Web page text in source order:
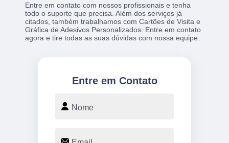
Entre em contato com nossos profissionais e tenha
todo o suporte que precisa. Além dos serviços já
citados, também trabalhamos com Cartões de Visita e
Gráfica de Adesivos Personalizados. Entre em contato
agora e tire todas as suas dúvidas com nossa equipe.
Entre em Contato